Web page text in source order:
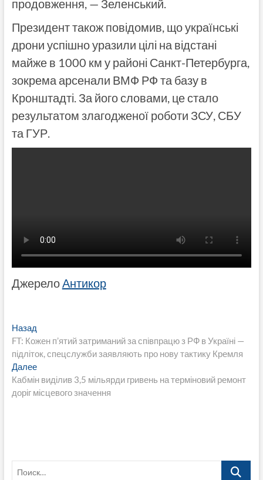
продовження, — Зеленський.
Президент також повідомив, що українські
дрони успішно уразили цілі на відстані
майже в 1000 км у районі Санкт-Петербурга,
зокрема арсенали ВМФ РФ та базу в
Кронштадті. За його словами, це стало
результатом злагодженої роботи ЗСУ, СБУ
та ГУР.
Джерело Антикор
Навигация
по
записям
НазадПредыдущая
запись:
FT: Кожен п’ятий затриманий за співпрацю з РФ в Україні —
підліток, спецслужби заявляють про нову тактику Кремля
ДалееСледующая
запись:
Кабмін виділив 3,5 мільярди гривень на терміновий ремонт
доріг місцевого значення
Поиск…